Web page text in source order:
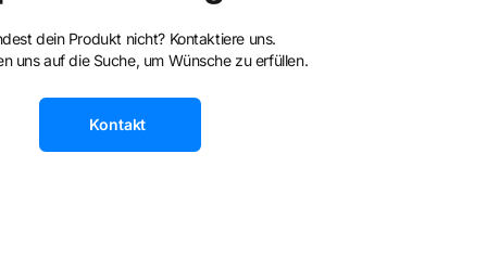
dein Produkt nicht? Kontaktiere uns.
uns auf die Suche, um Wünsche zu erfüllen.
Kontakt